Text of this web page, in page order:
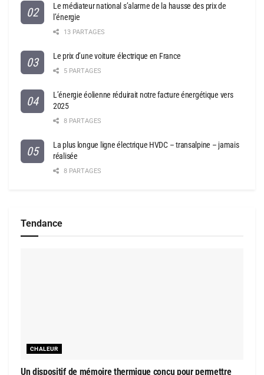
Le médiateur national s’alarme de la hausse des prix de
l’énergie
13 PARTAGES
Le prix d’une voiture électrique en France
5 PARTAGES
L’énergie éolienne réduirait notre facture énergétique vers
2025
8 PARTAGES
La plus longue ligne électrique HVDC – transalpine – jamais
réalisée
8 PARTAGES
Tendance
CHALEUR
Un dispositif de mémoire thermique conçu pour permettre